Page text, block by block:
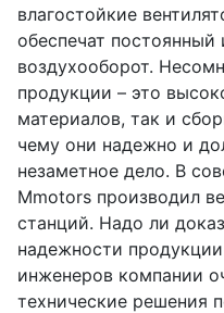
влагостойкие
обеспечат
воздухооборот.
продукции – это
материалов, так и
чему они надежно и
незаметное дело. В
Mmotors производил
станций. Надо ли
надежности
инженеров компании
технические решения